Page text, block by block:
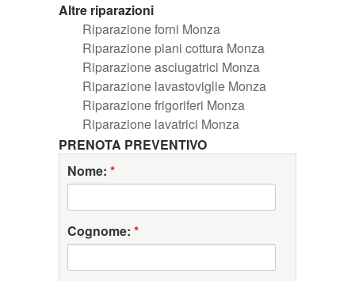
Altre riparazioni
Riparazione forni Monza
Riparazione piani cottura Monza
Riparazione asciugatrici Monza
Riparazione lavastoviglie Monza
Riparazione frigoriferi Monza
Riparazione lavatrici Monza
PRENOTA PREVENTIVO
Nome: *
Cognome: *